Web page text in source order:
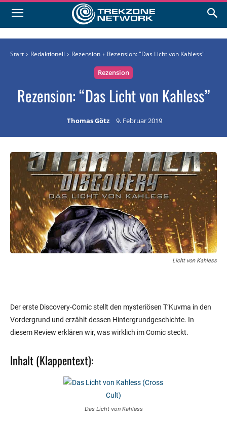
Start Redaktionell Rezension Rezension: "Das Licht von Kahless"
Rezension
Rezension: “Das Licht von Kahless”
Thomas Götz 9. Februar 2019
Licht von Kahless
Der erste Discovery-Comic stellt den mysteriösen T’Kuvma in den
Vordergrund und erzählt dessen Hintergrundgeschichte. In
diesem Review erklären wir, was wirklich im Comic steckt.
Inhalt (Klappentext):
Das Licht von Kahless